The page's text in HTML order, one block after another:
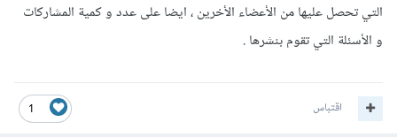
التي تحصل عليها من الأعضاء الأخرين ، ايضا على عدد و كمية المشاركات
و الأسئلة التي تقوم بنشرها .
1 اقتباس